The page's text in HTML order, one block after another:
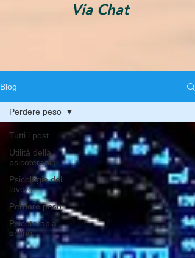
Via Chat
Blog
Tutti i post
Utilità della
psicoterapia
Psicologia del
lavoro
Perdere peso
Psicoterapia
online
Perdere peso